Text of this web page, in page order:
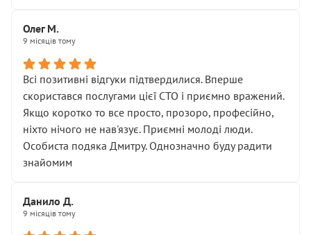
Олег М.
9 місяців тому
Всі позитивні відгуки підтвердилися. Вперше
скористався послугами цієї СТО і приємно вражений.
Якщо коротко то все просто, прозоро, професійно,
ніхто нічого не нав'язує. Приємні молоді люди.
Особиста подяка Дмитру. Однозначно буду радити
знайомим
Данило Д.
9 місяців тому